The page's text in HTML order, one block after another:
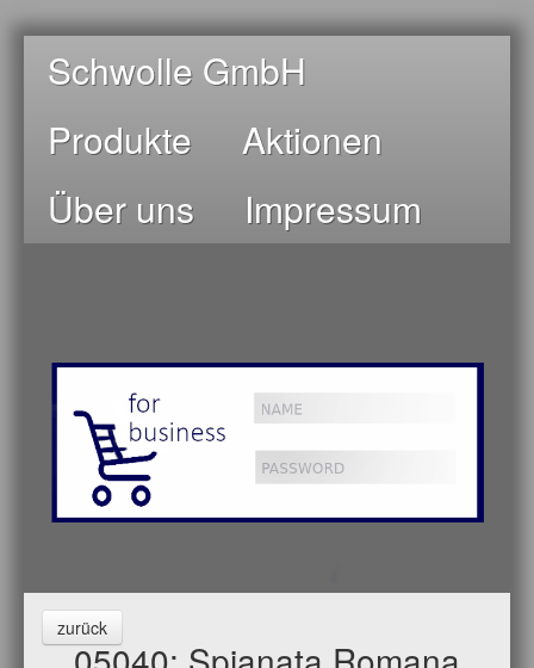
Schwolle GmbH
Produkte
Aktionen
Über uns
Impressum
zurück